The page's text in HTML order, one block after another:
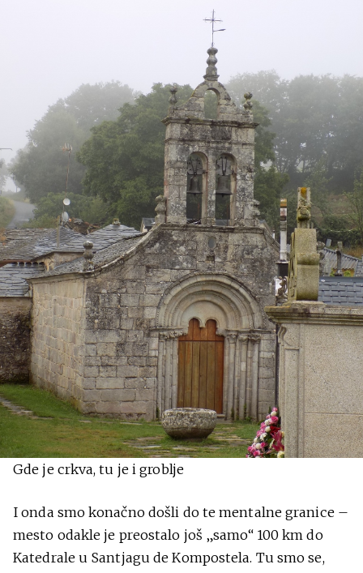
Gde je crkva, tu je i groblje
I onda smo konačno došli do te mentalne granice –
mesto odakle je preostalo još „samo“ 100 km do
Katedrale u Santjagu de Kompostela. Tu smo se,